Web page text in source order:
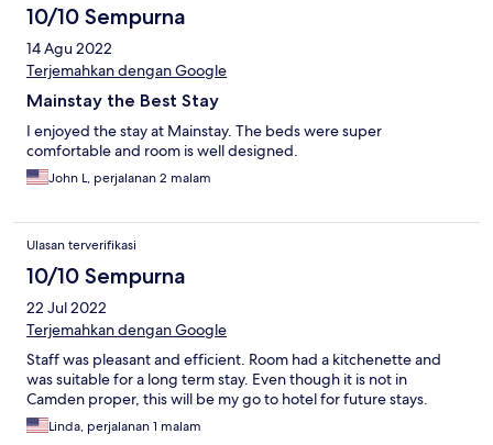
10/10 Sempurna
14 Agu 2022
Terjemahkan dengan Google
Mainstay the Best Stay
I enjoyed the stay at Mainstay. The beds were super
comfortable and room is well designed.
John L, perjalanan 2 malam
Ulasan terverifikasi
10/10 Sempurna
22 Jul 2022
Terjemahkan dengan Google
Staff was pleasant and efficient. Room had a kitchenette and
was suitable for a long term stay. Even though it is not in
Camden proper, this will be my go to hotel for future stays.
Linda, perjalanan 1 malam